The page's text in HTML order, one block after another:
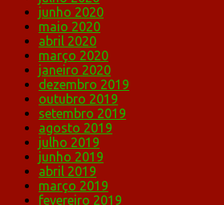
junho 2020
maio 2020
abril 2020
março 2020
janeiro 2020
dezembro 2019
outubro 2019
setembro 2019
agosto 2019
julho 2019
junho 2019
abril 2019
março 2019
fevereiro 2019